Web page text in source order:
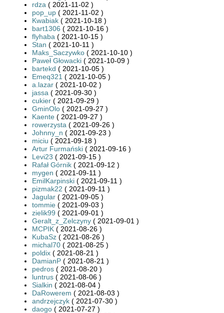
rdza ( 2021-11-02 )
pop_up ( 2021-11-02 )
Kwabiak ( 2021-10-18 )
bart1306 ( 2021-10-16 )
flyhaba ( 2021-10-15 )
Stan ( 2021-10-11 )
Maks_Saczywko ( 2021-10-10 )
Paweł Głowacki ( 2021-10-09 )
bartekd ( 2021-10-05 )
Emeq321 ( 2021-10-05 )
a.lazar ( 2021-10-02 )
jassa ( 2021-09-30 )
cukier ( 2021-09-29 )
GminOlo ( 2021-09-27 )
Kaente ( 2021-09-27 )
rowerzysta ( 2021-09-26 )
Johnny_n ( 2021-09-23 )
miciu ( 2021-09-18 )
Artur Furmański ( 2021-09-16 )
Levi23 ( 2021-09-15 )
Rafał Górnik ( 2021-09-12 )
mygen ( 2021-09-11 )
EmilKarpinski ( 2021-09-11 )
pizmak22 ( 2021-09-11 )
Jagular ( 2021-09-05 )
tommie ( 2021-09-03 )
zielik99 ( 2021-09-01 )
Geralt_z_Zelczyny ( 2021-09-01 )
MCPIK ( 2021-08-26 )
KubaSz ( 2021-08-26 )
michal70 ( 2021-08-25 )
poldix ( 2021-08-21 )
DamianP ( 2021-08-21 )
pedros ( 2021-08-20 )
luntrus ( 2021-08-06 )
Sialkin ( 2021-08-04 )
DaRowerem ( 2021-08-03 )
andrzejczyk ( 2021-07-30 )
daogo ( 2021-07-27 )